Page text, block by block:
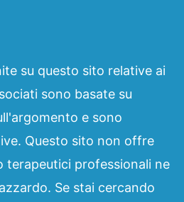
su questo sito relative ai
sono basate su
e sono
Questo sito non offre
terapeutici professionali ne
Se stai cercando